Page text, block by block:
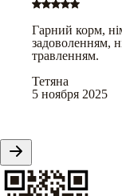
Гарний корм,
задоволенням,
травленням.
Тетяна
5 ноября 2025